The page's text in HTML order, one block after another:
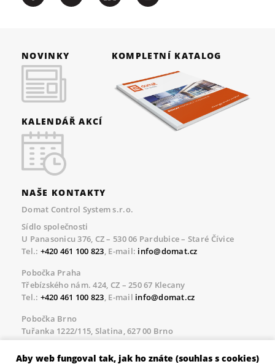
NOVINKY
KALENDÁŘ AKCÍ
KOMPLETNÍ KATALOG
NAŠE KONTAKTY
Domat Control System s.r.o.
Sídlo společnosti
U Panasonicu 376, CZ – 530 06 Pardubice – Staré Čívice
Tel.: +420 461 100 823, E-mail: info@domat.cz
Pobočka Praha
Třebízského nám. 424, CZ – 250 67 Klecany
Tel.: +420 461 100 823, E-mail info@domat.cz
Pobočka Brno
Tuřanka 1222/115, Slatina, 627 00 Brno
Tel.:+420 461 100 823, E-mailinfo@domat.cz
Aby web fungoval tak, jak ho znáte (souhlas s cookies)